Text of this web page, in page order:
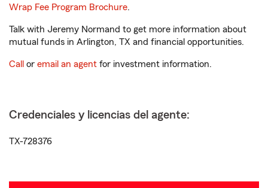
Wrap Fee Program Brochure.
Talk with Jeremy Normand to get more information about
mutual funds in Arlington, TX and financial opportunities.
Call or email an agent for investment information.
Credenciales y licencias del agente:
TX-728376